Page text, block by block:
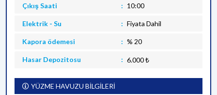
Çıkış Saati 10:00
Elektrik - Su Fiyata Dahil
Kapora ödemesi % 20
Hasar Depozitosu 6.000 ₺
YÜZME HAVUZU BİLGİLERİ